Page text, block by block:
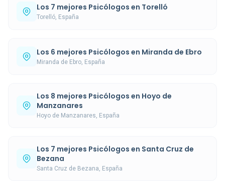
Los 7 mejores Psicólogos en Torelló
Torelló, España
Los 6 mejores Psicólogos en Miranda de Ebro
Miranda de Ebro, España
Los 8 mejores Psicólogos en Hoyo de
Manzanares
Hoyo de Manzanares, España
Los 7 mejores Psicólogos en Santa Cruz de
Bezana
Santa Cruz de Bezana, España